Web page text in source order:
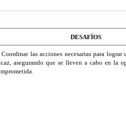
DESAFÍOS
Coordinar las acciones necesarias para lograr
asegurando que se lleven a cabo en la